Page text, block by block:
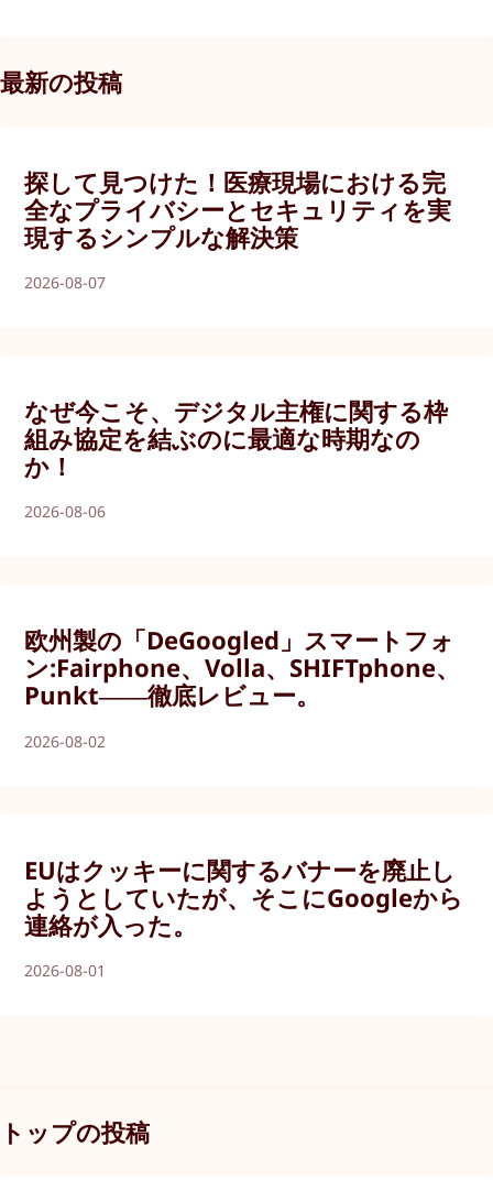
最新の投稿
探して見つけた！医療現場における完
全なプライバシーとセキュリティを実
現するシンプルな解決策
2026-08-07
なぜ今こそ、デジタル主権に関する枠
組み協定を結ぶのに最適な時期なの
か！
2026-08-06
欧州製の「DeGoogled」スマートフォ
ン:Fairphone、Volla、SHIFTphone、
Punkt――徹底レビュー。
2026-08-02
EUはクッキーに関するバナーを廃止し
ようとしていたが、そこにGoogleから
連絡が入った。
2026-08-01
トップの投稿